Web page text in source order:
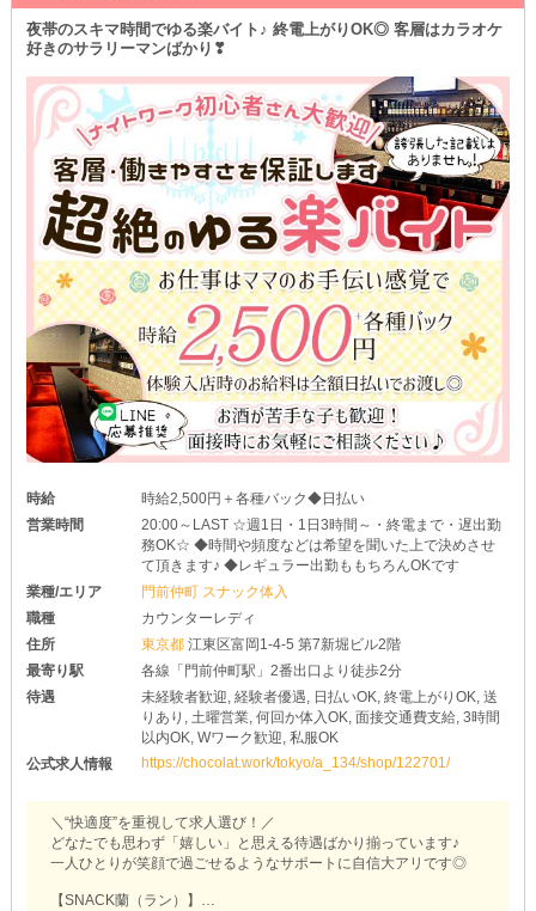
☆ステップアップするならココ☆
当店では《経験者さん》からのご応募も大歓迎！
これまでのご活躍をもとに、今のあなたにピッタリな条件にてお迎
えします♪
まずは面接にてお話をお聞かせください◎
みなさんからのたくさんのご連絡お待ちしています◎
夜帯のスキマ時間でゆる楽バイト♪ 終電上がりOK◎ 客層はカラオケ
好きのサラリーマンばかり❣
時給
時給2,500円＋各種バック◆日払い
営業時間
20:00～LAST ☆週1日・1日3時間～・終電まで・遅出勤
務OK☆ ◆時間や頻度などは希望を聞いた上で決めさせ
て頂きます♪ ◆レギュラー出勤ももちろんOKです
業種/エリア
門前仲町 スナック体入
職種
カウンターレディ
住所
東京都江東区富岡1-4-5 第7新堀ビル2階
最寄り駅
各線「門前仲町駅」2番出口より徒歩2分
待遇
未経験者歓迎, 経験者優遇, 日払いOK, 終電上がりOK, 送
りあり, 土曜営業, 何回か体入OK, 面接交通費支給, 3時間
以内OK, Wワーク歓迎, 私服OK
公式求人情報
https://chocolat.work/tokyo/a_134/shop/122701/
＼“快適度”を重視して求人選び！／
どなたでも思わず「嬉しい」と思える待遇ばかり揃っています♪
一人ひとりが笑顔で過ごせるようなサポートに自信大アリです◎
【SNACK蘭（ラン）】